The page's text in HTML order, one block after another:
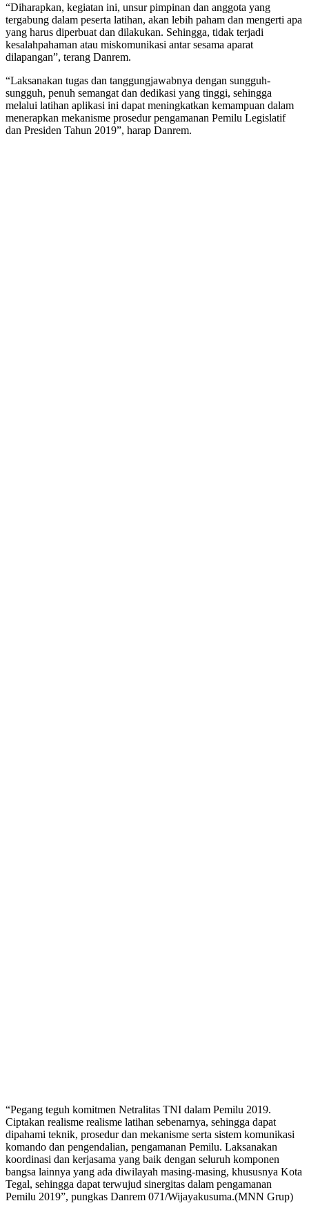
“Diharapkan, kegiatan ini, unsur pimpinan dan anggota yang
tergabung dalam peserta latihan, akan lebih paham dan mengerti apa
yang harus diperbuat dan dilakukan. Sehingga, tidak terjadi
kesalahpahaman atau miskomunikasi antar sesama aparat
dilapangan”, terang Danrem.
“Laksanakan tugas dan tanggungjawabnya dengan sungguh-
sungguh, penuh semangat dan dedikasi yang tinggi, sehingga
melalui latihan aplikasi ini dapat meningkatkan kemampuan dalam
menerapkan mekanisme prosedur pengamanan Pemilu Legislatif
dan Presiden Tahun 2019”, harap Danrem.
“Pegang teguh komitmen Netralitas TNI dalam Pemilu 2019.
Ciptakan realisme realisme latihan sebenarnya, sehingga dapat
dipahami teknik, prosedur dan mekanisme serta sistem komunikasi
komando dan pengendalian, pengamanan Pemilu. Laksanakan
koordinasi dan kerjasama yang baik dengan seluruh komponen
bangsa lainnya yang ada diwilayah masing-masing, khususnya Kota
Tegal, sehingga dapat terwujud sinergitas dalam pengamanan
Pemilu 2019”, pungkas Danrem 071/Wijayakusuma.(MNN Grup)